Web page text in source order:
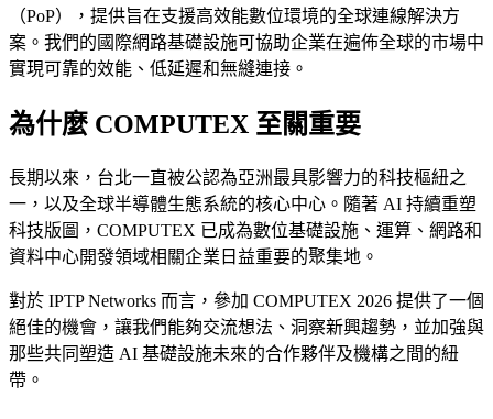
（PoP），提供旨在支援高效能數位環境的全球連線解決方
案。我們的國際網路基礎設施可協助企業在遍佈全球的市場中
實現可靠的效能、低延遲和無縫連接。
為什麼 COMPUTEX 至關重要
長期以來，台北一直被公認為亞洲最具影響力的科技樞紐之
一，以及全球半導體生態系統的核心中心。隨著 AI 持續重塑
科技版圖，COMPUTEX 已成為數位基礎設施、運算、網路和
資料中心開發領域相關企業日益重要的聚集地。
對於 IPTP Networks 而言，參加 COMPUTEX 2026 提供了一個
絕佳的機會，讓我們能夠交流想法、洞察新興趨勢，並加強與
那些共同塑造 AI 基礎設施未來的合作夥伴及機構之間的紐
帶。